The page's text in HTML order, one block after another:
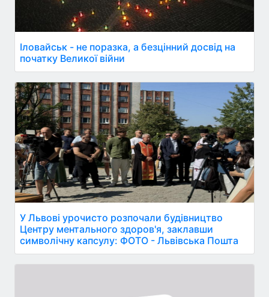
Іловайськ - не поразка, а безцінний досвід на
початку Великої війни
У Львові урочисто розпочали будівництво
Центру ментального здоров'я, заклавши
символічну капсулу: ФОТО - Львівська Пошта